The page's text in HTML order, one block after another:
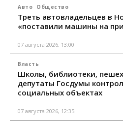
Авто Общество
Треть автовладельцев в
«поставили машины на
07 августа 2026, 13:00
Власть
Школы, библиотеки,
депутаты Госдумы
социальных объектах
07 августа 2026, 12:35